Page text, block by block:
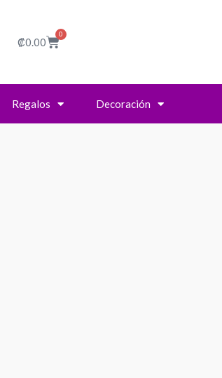
₡0.00
0
Cart
Regalos Decoración